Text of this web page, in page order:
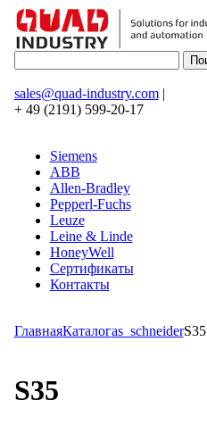
sales@quad-industry.com|
+ 49 (2191) 599-20-17
Siemens
ABB
Allen-Bradley
Pepperl-Fuchs
Leuze
Leine & Linde
HoneyWell
Сертификаты
Контакты
ГлавнаяКаталогas_schneiderS35
S35